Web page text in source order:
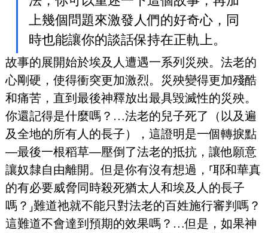
上幾個問題來激發人們的好奇心，同
時也能讓你的談話保持在正軌上。
故事的展開始於埃及人遭遇一系列災殃。法老的
心剛硬，使得衝突更加激烈。災殃變得更加殘酷
和痛苦，直到最後神釋放出最具毀滅性的災殃。
你還記得是什麼嗎？…法老的兒子死了（以及遍
及全地的所有人的長子），這證明是一個轉捩點
—最後一根稻草—壓倒了法老的抵抗，讓他願意
讓奴隸自由離開。但是你有沒有想過，⸢耶和華真
的有必要威脅同時殺死猶太人和埃及人的長子
嗎？⸥難道祂就不能只對法老的百姓施行審判嗎？
這難道不會達到預期的效果嗎？…但是，如果神